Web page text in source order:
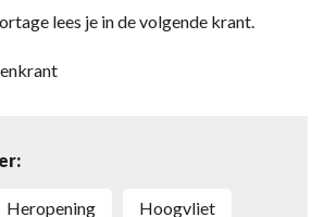
lees je in de volgende krant.
Heropening Hoogvliet